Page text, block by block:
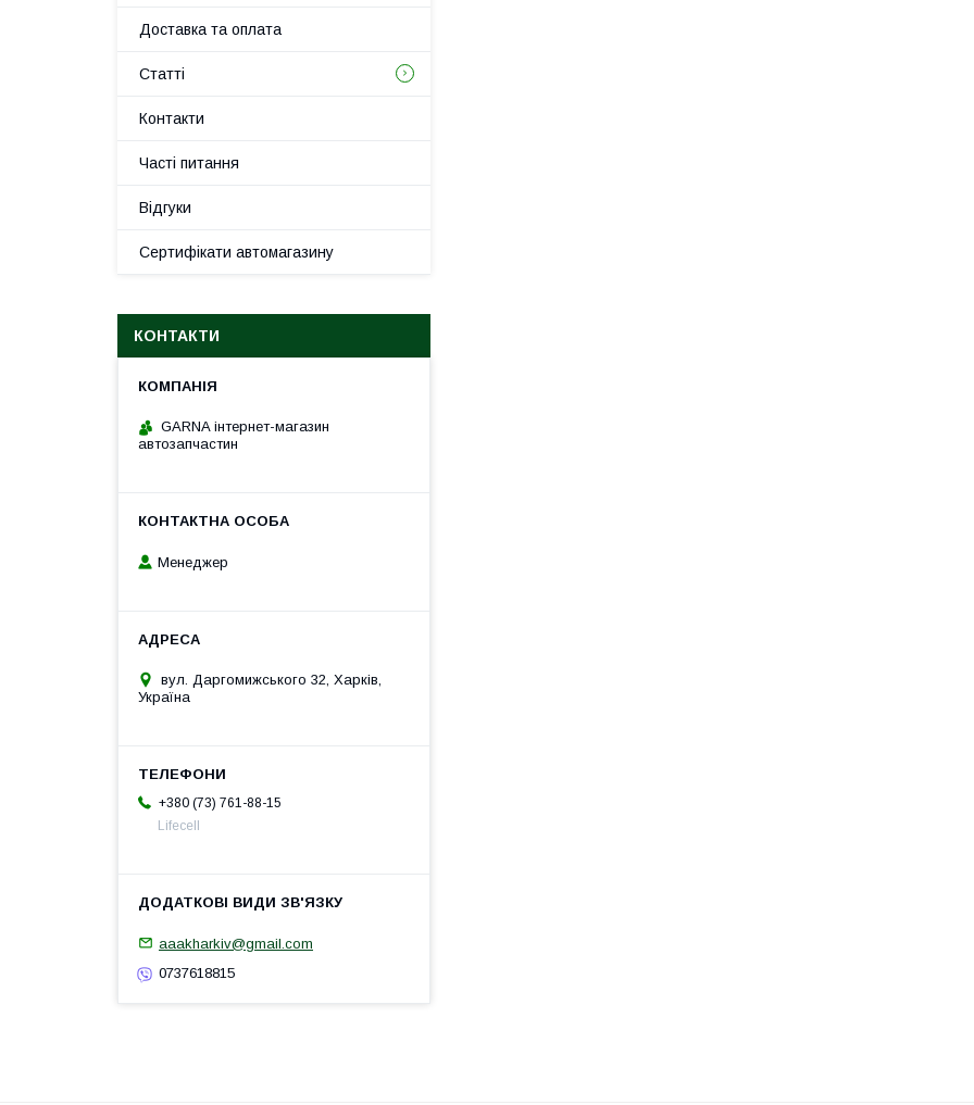
Доставка та оплата
Статті
Контакти
Часті питання
Відгуки
Сертифікати автомагазину
КОНТАКТИ
GARNA інтернет-магазин
автозапчастин
Менеджер
вул. Даргомижського 32, Харків,
Україна
+380 (73) 761-88-15
Lifecell
aaakharkiv@gmail.com
0737618815